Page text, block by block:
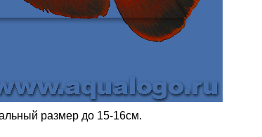
размер до 15-16см.